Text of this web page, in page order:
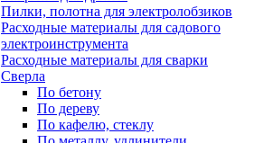
Пилки, полотна для электролобзиков
Расходные материалы для садового
электроинструмента
Расходные материалы для сварки
Сверла
По бетону
По дереву
По кафелю, стеклу